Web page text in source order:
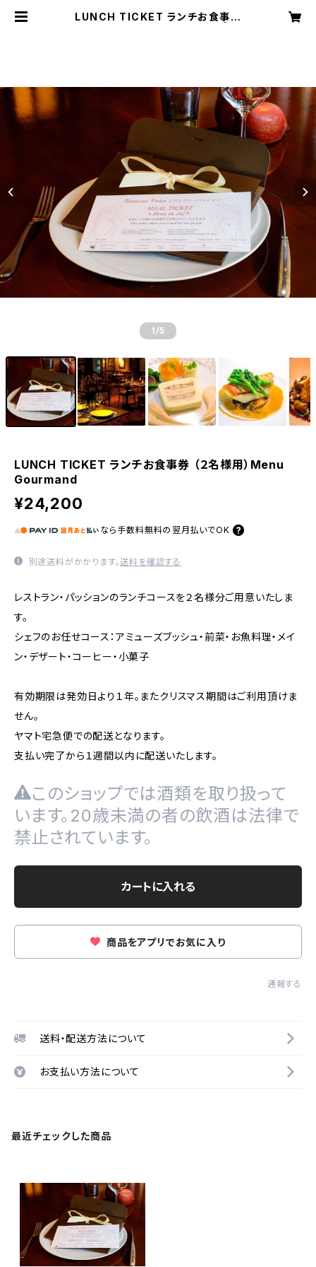
LUNCH TICKET ランチお食事券
1 /5
LUNCH TICKET ランチお食事券 （２名様用）Menu
Gourmand
¥24,200
なら 手数料無料の 翌月払いでOK
別途送料がかかります。送料を確認する
レストラン・パッションのランチコースを２名様分ご用意いたしま
す。
シェフのお任せコース：アミューズブッシュ・前菜・お魚料理・メイ
ン・デザート・コーヒー・小菓子
有効期限は発効日より１年。またクリスマス期間はご利用頂けま
せん。
ヤマト宅急便での配送となります。
支払い完了から１週間以内に配送いたします。
このショップでは酒類を取り扱って
います。20歳未満の者の飲酒は法律で
禁止されています。
カートに入れる
商品をアプリでお気に入り
通報する
送料・配送方法について
お支払い方法について
最近チェックした商品